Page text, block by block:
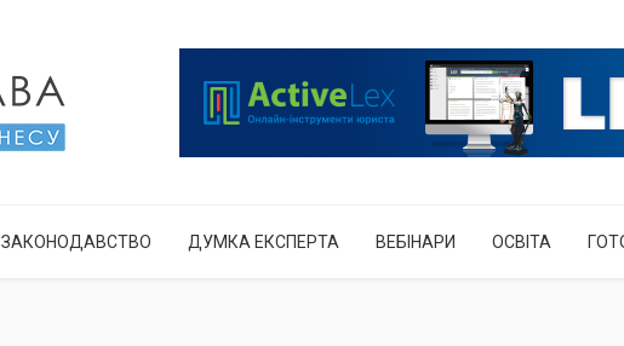
ЗАКОНОДАВСТВО ДУМКА ЕКСПЕРТА ВЕБІНАРИ ОСВІТА